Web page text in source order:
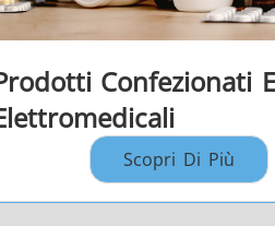
Confezionati
Scopri Di Più